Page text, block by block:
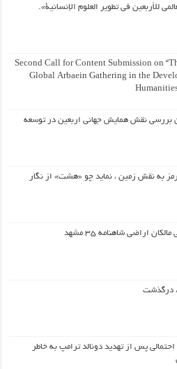
للأربعين في تطوير العلوم الإنسانية».
Second Call for Content Submission on
Global Arbaein Gathering in the
بررسی نقش همایش جهانی اربعین در توسعه
به نقش زمین ، نماید چو «هشت» از نگار
اراضی شاهنامه ۳۵ مشهد
، درگذشت
پس از تهدید دونالد ترامپ به خاطر